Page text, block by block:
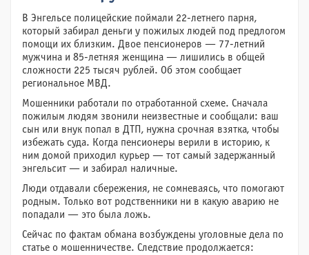
В Энгельсе полицейские поймали 22-летнего парня,
который забирал деньги у пожилых людей под предлогом
помощи их близким. Двое пенсионеров — 77-летний
мужчина и 85-летняя женщина — лишились в общей
сложности 225 тысяч рублей. Об этом сообщает
региональное МВД.
Мошенники работали по отработанной схеме. Сначала
пожилым людям звонили неизвестные и сообщали: ваш
сын или внук попал в ДТП, нужна срочная взятка, чтобы
избежать суда. Когда пенсионеры верили в историю, к
ним домой приходил курьер — тот самый задержанный
энгельсит — и забирал наличные.
Люди отдавали сбережения, не сомневаясь, что помогают
родным. Только вот родственники ни в какую аварию не
попадали — это была ложь.
Сейчас по фактам обмана возбуждены уголовные дела по
статье о мошенничестве. Следствие продолжается: